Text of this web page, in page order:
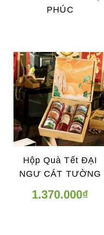
PHÚC
Hộp Quà Tết ĐẠI
NGƯ CÁT TƯỜNG
1.370.000₫